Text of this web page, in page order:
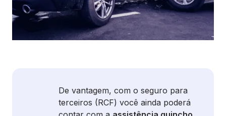
De vantagem, com o seguro para
terceiros (RCF) você ainda poderá